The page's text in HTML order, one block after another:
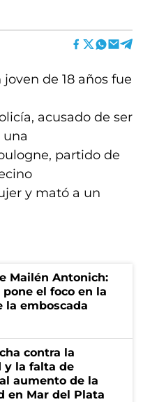
de 18 años fue
acusado de ser
una
partido de
y mató a un
Mailén Antonich:
el foco en la
la emboscada
contra la
y la falta de
aumento de la
en Mar del Plata